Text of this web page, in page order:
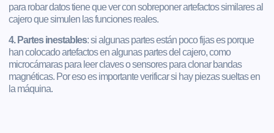
para robar datos tiene que ver con sobreponer artefactos similares al
cajero que simulen las funciones reales.
4. Partes inestables: si algunas partes están poco fijas es porque
han colocado artefactos en algunas partes del cajero, como
microcámaras para leer claves o sensores para clonar bandas
magnéticas. Por eso es importante verificar si hay piezas sueltas en
la máquina.